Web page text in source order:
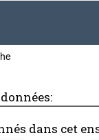
dans cet